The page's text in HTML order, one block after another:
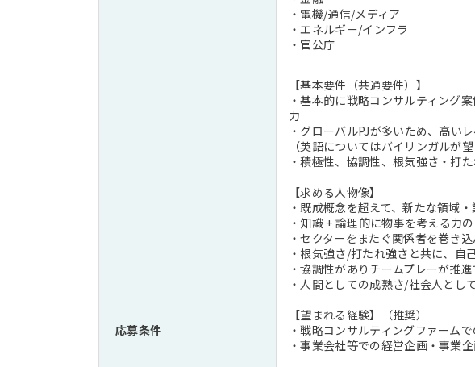
・電機/通信/メディア
・エネルギー/インフラ
・官公庁
応募条件
【基本要件（共通要件）】
・基本的に戦略コンサルティング
力
・グローバルPJが多いため、高い
（英語についてはバイリンガルが
・積極性、協調性、根気強さ・打
【求める人物像】
・既成概念を超えて、新たな領域
・知識 + 論理的に物事を考える力
・セクターをまたぐ関係者を巻き
・根気強さ/打たれ強さと共に、自
・協調性がありチームプレーが推
・人間としての成熟さ/社会人とし
【望まれる経験】（推奨）
・戦略コンサルティングファーム
・事業会社等での経営企画・事業